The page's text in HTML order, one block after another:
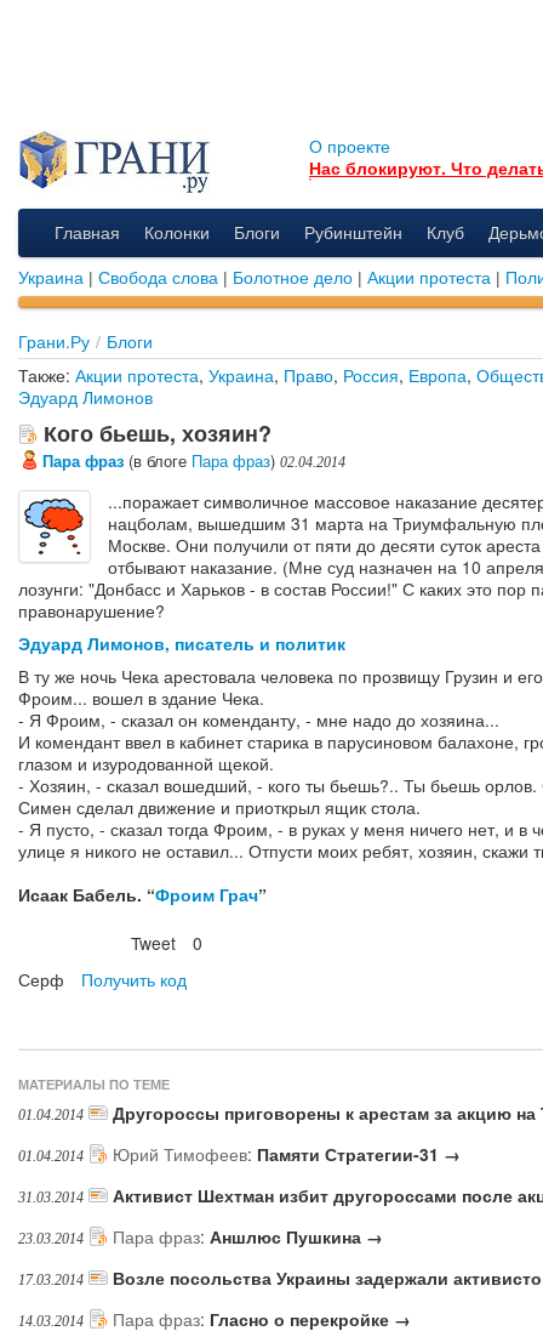
О проекте
Нас блокируют. Что
Главная Колонки Блоги Рубинштейн Клуб
Украина | Свобода слова | Болотное дело | Акции протеста |
Грани.Ру / Блоги
Также: Акции протеста, Украина, Право, Россия, Европа,
Эдуард Лимонов
Кого бьешь, хозяин?
Пара фраз (в блоге Пара фраз) 02.04.2014
...поражает символичное массовое наказание
нацболам, вышедшим 31 марта на Триумфальную
Москве. Они получили от пяти до десяти суток
отбывают наказание. (Мне суд назначен на 10
лозунги: "Донбасс и Харьков - в состав России!" С каких это пор
правонарушение?
Эдуард Лимонов, писатель и политик
В ту же ночь Чека арестовала человека по прозвищу Грузин и
Фроим... вошел в здание Чека.
- Я Фроим, - сказал он коменданту, - мне надо до хозяина...
И комендант ввел в кабинет старика в парусиновом балахоне,
глазом и изуродованной щекой.
- Хозяин, - сказал вошедший, - кого ты бьешь?.. Ты бьешь
Симен сделал движение и приоткрыл ящик стола.
- Я пусто, - сказал тогда Фроим, - в руках у меня ничего нет, и в
улице я никого не оставил... Отпусти моих ребят, хозяин, скажи
Исаак Бабель. “Фроим Грач”
Tweet
0
Серф
Получить код
МАТЕРИАЛЫ ПО ТЕМЕ
01.04.2014 Другороссы приговорены к арестам за акцию
01.04.2014 Юрий Тимофеев: Памяти Стратегии-31 →
31.03.2014 Активист Шехтман избит другороссами после
23.03.2014 Пара фраз: Аншлюс Пушкина →
17.03.2014 Возле посольства Украины задержали
14.03.2014 Пара фраз: Гласно о перекройке →